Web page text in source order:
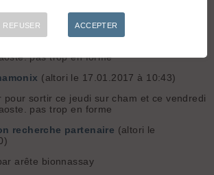
(altori le 17.01.2017 à 10:43)
pas trop en forme
(altori le 17.01.2017 à 10:43)
pour sortir ce jeudi sur cham et ce vendredi
pas trop en forme
recherche partenaire (altori le
arête bionnassay
REFUSER ACCEPTER